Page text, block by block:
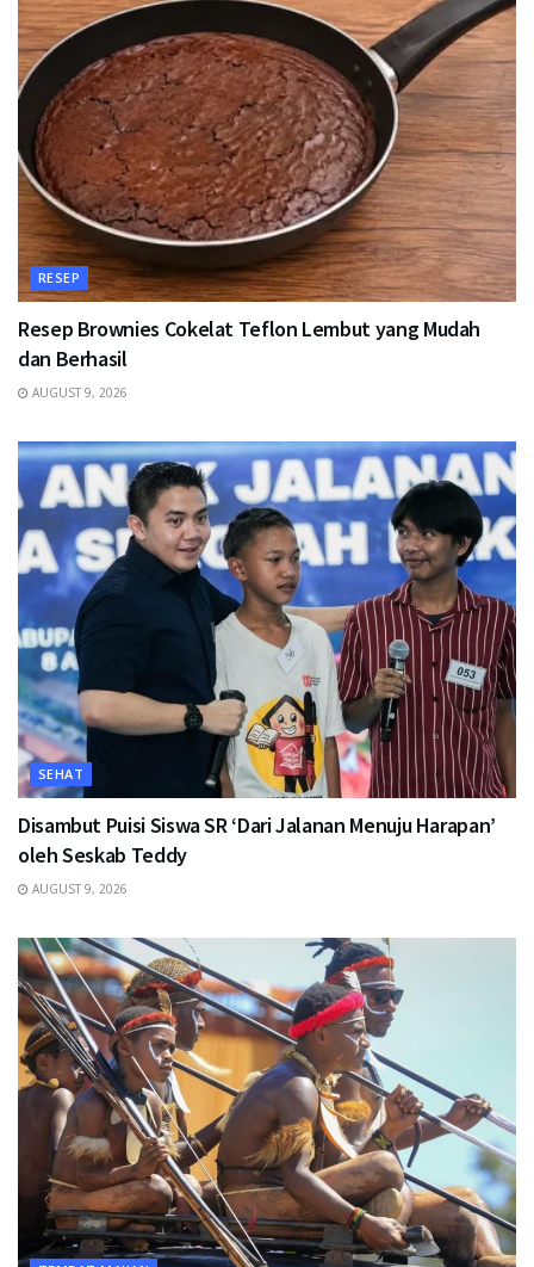
RESEP
Resep Brownies Cokelat Teflon Lembut yang Mudah
dan Berhasil
AUGUST 9, 2026
SEHAT
Disambut Puisi Siswa SR ‘Dari Jalanan Menuju Harapan’
oleh Seskab Teddy
AUGUST 9, 2026